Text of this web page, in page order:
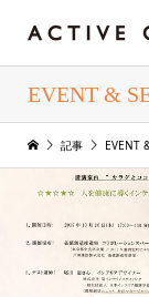
EVENT &
記事 EVENT